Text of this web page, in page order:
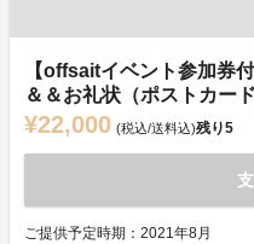
【offsaitイベント参加券
＆＆お礼状（ポストカード
¥22,000 (税込/送料込)残り5
ご提供予定時期：2021年8月